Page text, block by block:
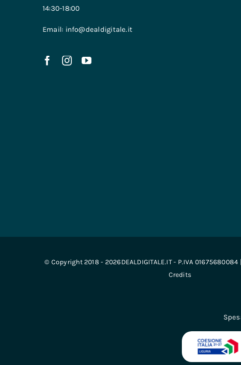
14:30-18:00
Email: info@dealdigitale.it
© Copyright 2018 - 2026DEALDIGITALE.IT - P.IVA
Credits